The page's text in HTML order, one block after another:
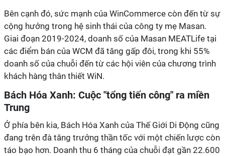
Bên cạnh đó, sức mạnh của WinCommerce còn đến từ sự
cộng hưởng trong hệ sinh thái của công ty mẹ Masan.
Giai đoạn 2019-2024, doanh số của Masan MEATLife tại
các điểm bán của WCM đã tăng gấp đôi, trong khi 55%
doanh số của chuỗi đến từ các hội viên của chương trình
khách hàng thân thiết WiN.
Bách Hóa Xanh: Cuộc "tổng tiến công" ra miền
Trung
Ở phía bên kia, Bách Hóa Xanh của Thế Giới Di Động cũng
đang trên đà tăng trưởng thần tốc với một chiến lược còn
táo bạo hơn. Doanh thu 6 tháng của chuỗi đạt gần 22.600